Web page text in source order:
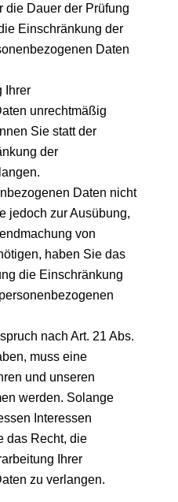
die Dauer der Prüfung
Einschränkung der
Daten
Ihrer
unrechtmäßig
Sie statt der
der
Daten nicht
jedoch zur Ausübung,
von
haben Sie das
die Einschränkung
nach Art. 21 Abs.
muss eine
und unseren
werden. Solange
Interessen
das Recht, die
Ihrer
zu verlangen.